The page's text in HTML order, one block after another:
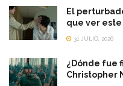
El
que ver
31 JULIO, 2026
¿Dónde fue
Christopher